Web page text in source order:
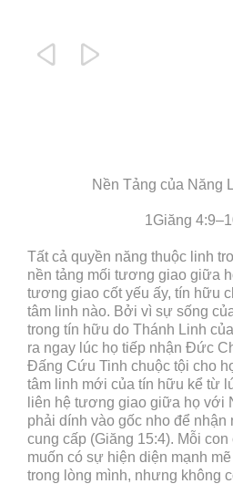
 
Nền Tảng của Năng
1Giăng
Tất cả quyền năng thuộc linh
nền tảng mối tương giao giữa
tương giao cốt yếu ấy, tín hữu
tâm linh nào. Bởi vì sự sống
trong tín hữu do Thánh Linh
ra ngay lúc họ tiếp nhận Đức
Đấng Cứu Tinh chuộc tội cho
tâm linh mới của tín hữu kể từ
liên hệ tương giao giữa họ với
phải dính vào gốc nho để
cung cấp (Giăng 15:4). Mỗi
muốn có sự hiện diện mạnh
trong lòng mình, nhưng không